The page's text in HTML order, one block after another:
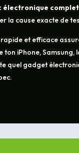
électronique complet
la cause exacte de
et efficace
ton iPhone,
quel gadget